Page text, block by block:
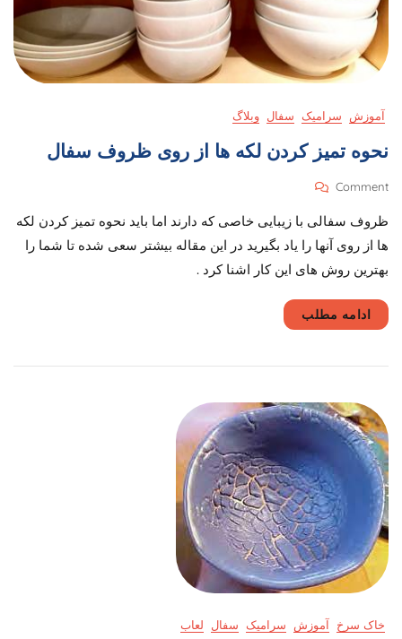
آموزش سرامیک سفال وبلاگ
نحوه تمیز کردن لکه ها از روی ظروف سفال
Comment
On
تمیز
کردن
لکه
ها
روی
ظروف
ظروف سفالی با زیبایی خاصی که دارند اما باید نحوه تمیز کردن لکه
ها از روی آنها را یاد بگیرید در این مقاله بیشتر سعی شده تا شما را
بهترین روش های این کار اشنا کرد .
ادامه مطلب
خاک سرخ آموزش سرامیک سفال لعاب